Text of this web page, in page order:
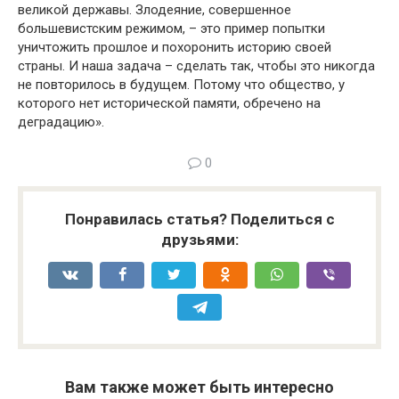
великой державы. Злодеяние, совершенное
большевистским режимом, – это пример попытки
уничтожить прошлое и похоронить историю своей
страны. И наша задача – сделать так, чтобы это никогда
не повторилось в будущем. Потому что общество, у
которого нет исторической памяти, обречено на
деградацию».
0
Понравилась статья? Поделиться с
друзьями:
Вам также может быть интересно